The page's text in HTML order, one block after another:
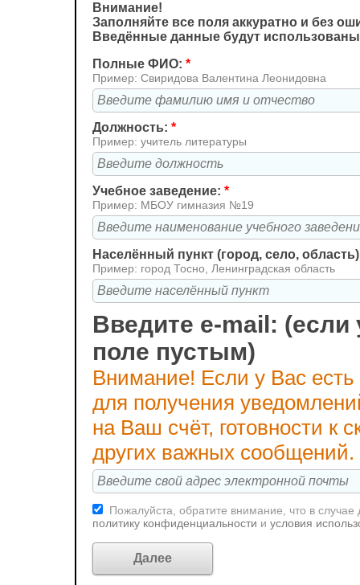
Внимание!
Заполняйте все поля аккуратно и без
Введённые данные будут
Полные ФИО: *
Пример: Свиридова Валентина Леонидовна
Должность: *
Пример: учитель литературы
Учебное заведение: *
Пример: МБОУ гимназия №19
Населённый пункт (город, село,
Пример: город Тосно, Ленинградская область
Введите e-mail: (если
поле пустым)
Внимание! Если у Вас
для получения
на Ваш счёт, готовности к
других важных сообщений.
Пожалуйста, обратите внимание, что в
политику конфиденциальности и условия